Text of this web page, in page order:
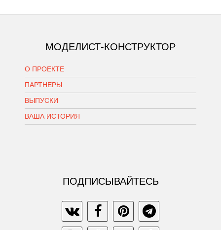
МОДЕЛИСТ-КОНСТРУКТОР
О ПРОЕКТЕ
ПАРТНЕРЫ
ВЫПУСКИ
ВАША ИСТОРИЯ
ПОДПИСЫВАЙТЕСЬ